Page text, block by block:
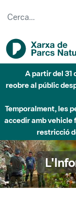
A partir del 31
reobre al públic
Temporalment, les
accedir amb vehicle
restricció